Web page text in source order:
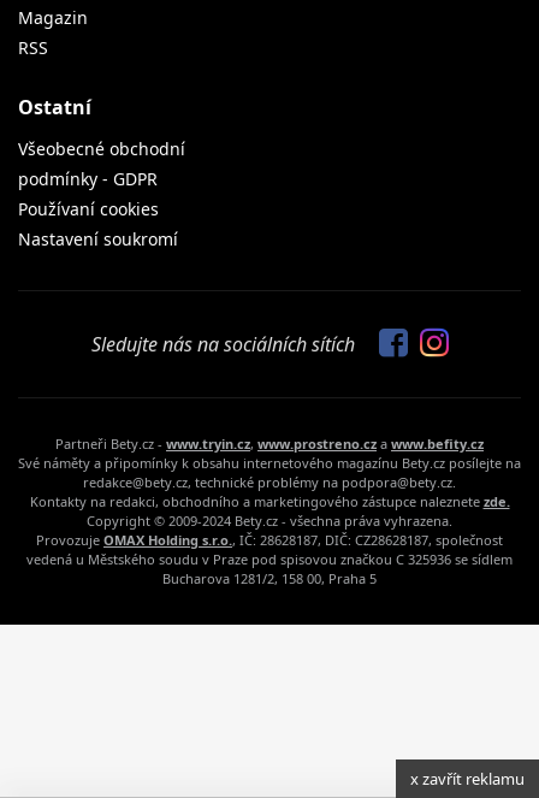
Magazin
RSS
Ostatní
Všeobecné obchodní
podmínky - GDPR
Používaní cookies
Nastavení soukromí
Sledujte nás na sociálních sítích
Partneři Bety.cz - www.tryin.cz, www.prostreno.cz a www.befity.cz
Své náměty a připomínky k obsahu internetového magazínu Bety.cz posílejte na
redakce@bety.cz, technické problémy na podpora@bety.cz.
Kontakty na redakci, obchodního a marketingového zástupce naleznete zde.
Copyright © 2009-2024 Bety.cz - všechna práva vyhrazena.
Provozuje OMAX Holding s.r.o., IČ: 28628187, DIČ: CZ28628187, společnost
vedená u Městského soudu v Praze pod spisovou značkou C 325936 se sídlem
Bucharova 1281/2, 158 00, Praha 5
x zavřít reklamu